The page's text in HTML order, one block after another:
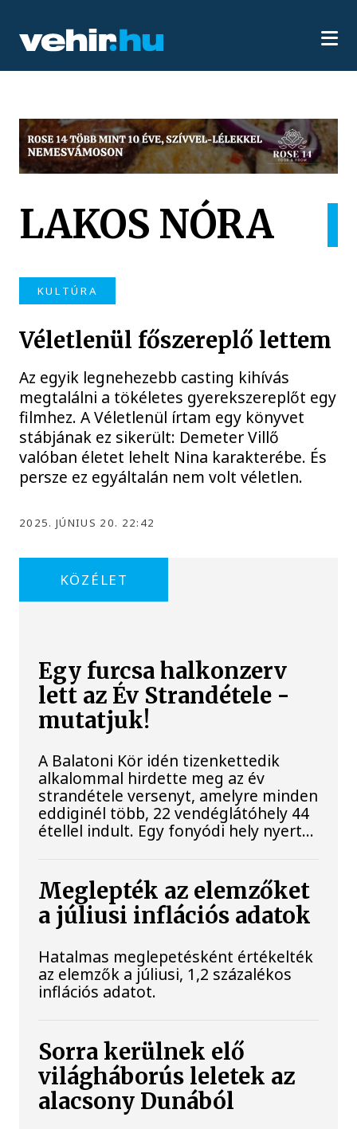
LAKOS NÓRA
KULTÚRA
Véletlenül főszereplő lettem
Az egyik legnehezebb casting kihívás
megtalálni a tökéletes gyerekszereplőt egy
filmhez. A Véletlenül írtam egy könyvet
stábjának ez sikerült: Demeter Villő
valóban életet lehelt Nina karakterébe. És
persze ez egyáltalán nem volt véletlen.
2025. JÚNIUS 20. 22:42
KÖZÉLET
Egy furcsa halkonzerv
lett az Év Strandétele -
mutatjuk!
A Balatoni Kör idén tizenkettedik
alkalommal hirdette meg az év
strandétele versenyt, amelyre minden
eddiginél több, 22 vendéglátóhely 44
étellel indult. Egy fonyódi hely nyert...
Meglepték az elemzőket
a júliusi inflációs adatok
Hatalmas meglepetésként értékelték
az elemzők a júliusi, 1,2 százalékos
inflációs adatot.
Sorra kerülnek elő
világháborús leletek az
alacsony Dunából